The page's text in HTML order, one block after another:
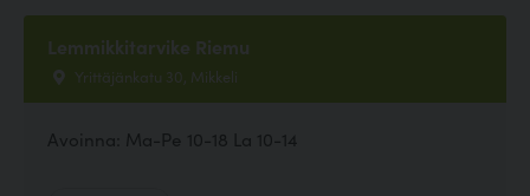
Lemmikkitarvike Riemu
Yrittäjänkatu 30, Mikkeli
Avoinna: Ma-Pe 10-18 La 10-14